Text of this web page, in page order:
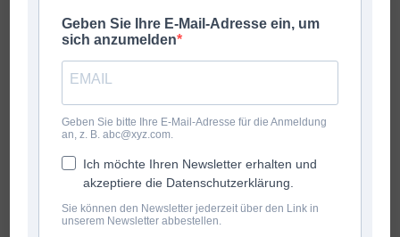
Geben Sie Ihre E-Mail-Adresse ein, um
sich anzumelden
Geben Sie bitte Ihre E-Mail-Adresse für die Anmeldung
an, z. B. abc@xyz.com.
Ich möchte Ihren Newsletter erhalten und
akzeptiere die Datenschutzerklärung.
Sie können den Newsletter jederzeit über den Link in
unserem Newsletter abbestellen.